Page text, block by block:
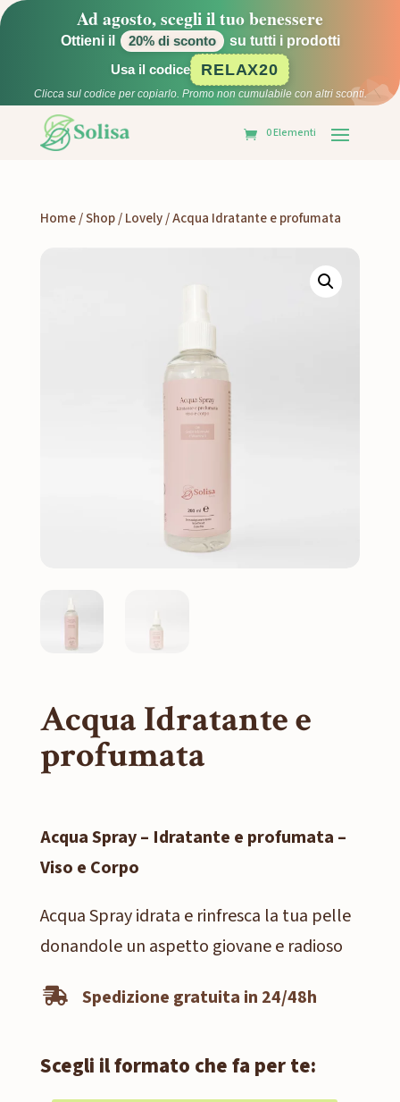
Ad agosto, scegli il tuo benessere
Ottieni il 20% di sconto su tutti i prodotti
Usa il codice RELAX20
Clicca sul codice per copiarlo. Promo non cumulabile con altri sconti.
0 Elementi
Home/Shop/Lovely/ Acqua Idratante e profumata
Acqua Idratante e
profumata
Acqua Spray – Idratante e profumata –
Viso e Corpo
Acqua Spray idrata e rinfresca la tua pelle
donandole un aspetto giovane e radioso
 Spedizione gratuita in 24/48h
Scegli il formato che fa per te: